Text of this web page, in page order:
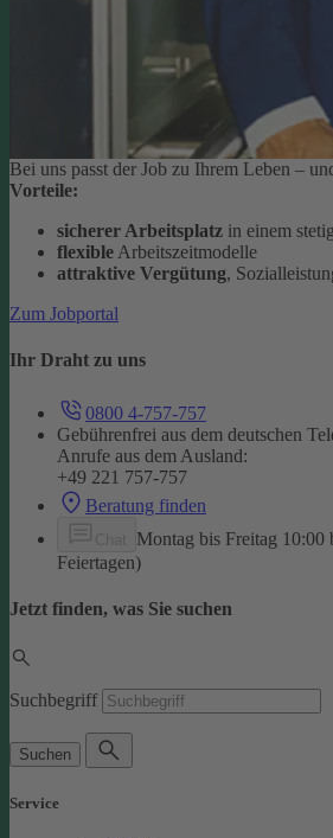
Bei uns passt der Job zu Ihrem Leben –
Vorteile:
sicherer Arbeitsplatz in einem
flexible Arbeitszeitmodelle
attraktive Vergütung,
Zum Jobportal
Ihr Draht zu uns
0800 4-757-757
Gebührenfrei aus dem deutschen
Anrufe aus dem Ausland:
+49 221 757-757
Beratung finden
Montag bis Freitag 10:00
Feiertagen)
Jetzt finden, was Sie suchen
Suchbegriff
Suchen
Service